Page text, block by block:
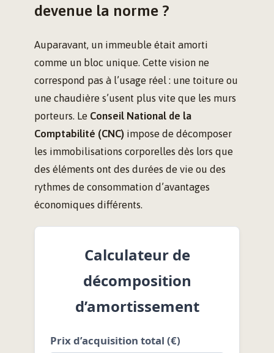
devenue la norme ?
Auparavant, un immeuble était amorti
comme un bloc unique. Cette vision ne
correspond pas à l’usage réel : une toiture ou
une chaudière s’usent plus vite que les murs
porteurs. Le Conseil National de la
Comptabilité (CNC) impose de décomposer
les immobilisations corporelles dès lors que
des éléments ont des durées de vie ou des
rythmes de consommation d’avantages
économiques différents.
Calculateur de
décomposition
d’amortissement
Prix d’acquisition total (€)